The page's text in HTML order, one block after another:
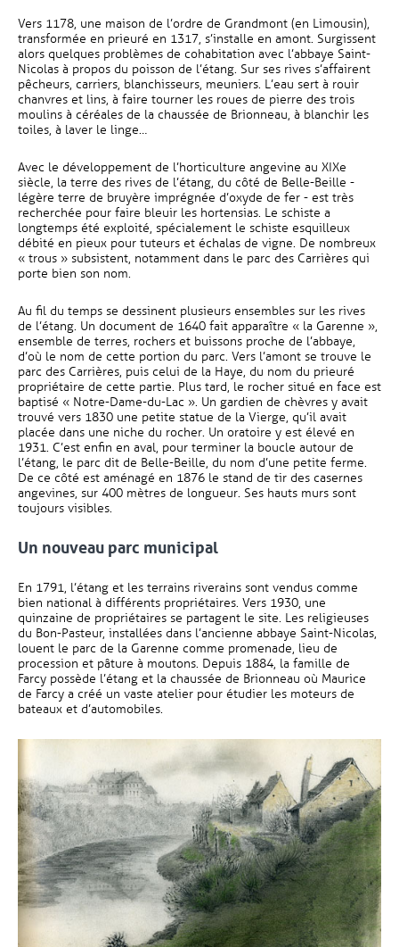
Vers 1178, une maison de l’ordre de Grandmont (en Limousin),
transformée en prieuré en 1317, s’installe en amont. Surgissent
alors quelques problèmes de cohabitation avec l’abbaye Saint-
Nicolas à propos du poisson de l’étang. Sur ses rives s’affairent
pêcheurs, carriers, blanchisseurs, meuniers. L’eau sert à rouir
chanvres et lins, à faire tourner les roues de pierre des trois
moulins à céréales de la chaussée de Brionneau, à blanchir les
toiles, à laver le linge…
Avec le développement de l’horticulture angevine au XIXe
siècle, la terre des rives de l’étang, du côté de Belle-Beille -
légère terre de bruyère imprégnée d’oxyde de fer - est très
recherchée pour faire bleuir les hortensias. Le schiste a
longtemps été exploité, spécialement le schiste esquilleux
débité en pieux pour tuteurs et échalas de vigne. De nombreux
« trous » subsistent, notamment dans le parc des Carrières qui
porte bien son nom.
Au fil du temps se dessinent plusieurs ensembles sur les rives
de l’étang. Un document de 1640 fait apparaître « la Garenne »,
ensemble de terres, rochers et buissons proche de l’abbaye,
d’où le nom de cette portion du parc. Vers l’amont se trouve le
parc des Carrières, puis celui de la Haye, du nom du prieuré
propriétaire de cette partie. Plus tard, le rocher situé en face est
baptisé « Notre-Dame-du-Lac ». Un gardien de chèvres y avait
trouvé vers 1830 une petite statue de la Vierge, qu’il avait
placée dans une niche du rocher. Un oratoire y est élevé en
1931. C’est enfin en aval, pour terminer la boucle autour de
l’étang, le parc dit de Belle-Beille, du nom d’une petite ferme.
De ce côté est aménagé en 1876 le stand de tir des casernes
angevines, sur 400 mètres de longueur. Ses hauts murs sont
toujours visibles.
Un nouveau parc municipal
En 1791, l’étang et les terrains riverains sont vendus comme
bien national à différents propriétaires. Vers 1930, une
quinzaine de propriétaires se partagent le site. Les religieuses
du Bon-Pasteur, installées dans l’ancienne abbaye Saint-Nicolas,
louent le parc de la Garenne comme promenade, lieu de
procession et pâture à moutons. Depuis 1884, la famille de
Farcy possède l’étang et la chaussée de Brionneau où Maurice
de Farcy a créé un vaste atelier pour étudier les moteurs de
bateaux et d’automobiles.